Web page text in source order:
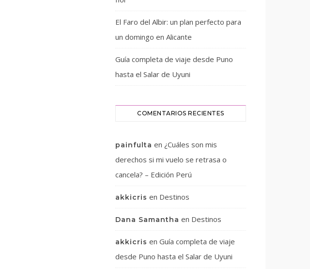
El Faro del Albir: un plan perfecto para
un domingo en Alicante
Guía completa de viaje desde Puno
hasta el Salar de Uyuni
COMENTARIOS RECIENTES
painfulta en ¿Cuáles son mis
derechos si mi vuelo se retrasa o
cancela? – Edición Perú
akkicris en Destinos
Dana Samantha en Destinos
akkicris en Guía completa de viaje
desde Puno hasta el Salar de Uyuni